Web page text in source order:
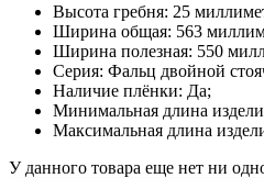
Высота гребня: 25
Ширина общая: 563
Ширина полезная: 550
Серия: Фальц двойной
Наличие плёнки: Да;
Минимальная длина
Максимальная длина
У данного товара еще нет ни